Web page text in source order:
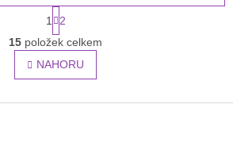
O
v
l
á
t
r
á
n
k
v
1
2
15 položek celkem
NAHORU